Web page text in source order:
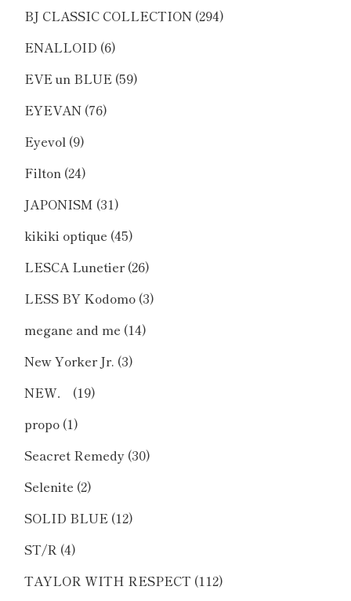
BJ CLASSIC COLLECTION (294)
ENALLOID (6)
EVE un BLUE (59)
EYEVAN (76)
Eyevol (9)
Filton (24)
JAPONISM (31)
kikiki optique (45)
LESCA Lunetier(26)
LESS BY Kodomo (3)
megane and me (14)
New Yorker Jr. (3)
NEW．
(19)
propo (1)
Seacret Remedy (30)
Selenite (2)
SOLID BLUE (12)
ST/R (4)
TAYLOR WITH RESPECT (112)